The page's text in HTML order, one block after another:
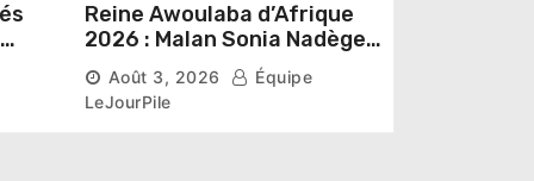
Reine Awoulaba d’Afrique
2026 : Malan Sonia Nadège
épouse N’Guessan décroche
la couronne
Août 3, 2026
Équipe
LeJourPile